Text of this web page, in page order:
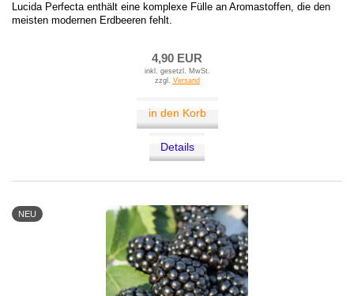
Lucida Perfecta enthält eine komplexe Fülle an Aromastoffen, die den
meisten modernen Erdbeeren fehlt.
4,90 EUR
inkl. gesetzl. MwSt.
zzgl. Versand
in den Korb
Details
NEU